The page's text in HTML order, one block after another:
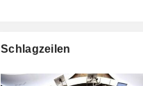
Schlagzeilen